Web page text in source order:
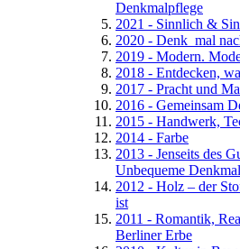
Denkmalpflege
2021 - Sinnlich &
2020 - Denk_mal
2019 - Modern.
2018 - Entdecken,
2017 - Pracht und
2016 - Gemeinsam
2015 - Handwerk,
2014 - Farbe
2013 - Jenseits des
Unbequeme
2012 - Holz – der
ist
2011 - Romantik,
Berliner Erbe